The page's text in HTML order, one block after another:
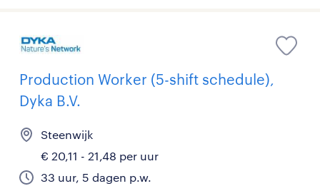
Production Worker (5-shift schedule),
Dyka B.V.
Steenwijk
€ 20,11 - 21,48 per uur
33 uur, 5 dagen p.w.